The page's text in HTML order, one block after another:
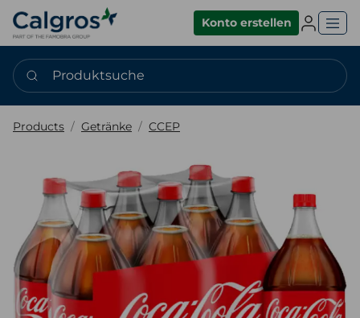
Konto erstellen
Produktsuche
Products Getränke CCEP